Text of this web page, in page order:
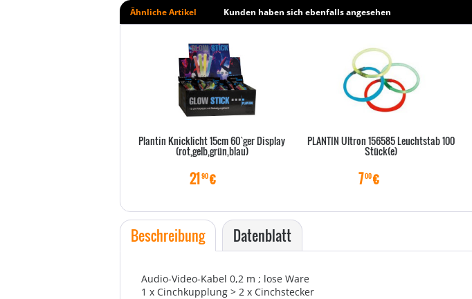
Ähnliche Artikel Kunden haben sich ebenfalls angesehen
Plantin Knicklicht 15cm 60`ger Display
(rot,gelb,grün,blau)
21 90€
PLANTIN Ultron 156585 Leuchtstab 100
Stück(e)
700€
Beschreibung Datenblatt
Audio-Video-Kabel 0,2 m ; lose Ware
1 x Cinchkupplung > 2 x Cinchstecker